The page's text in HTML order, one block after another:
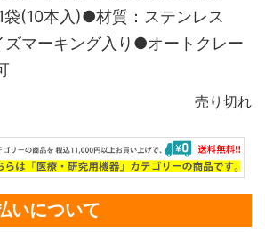
(10本入)●材質：ステンレス
マーキング入り●オートクレー
売り切れ